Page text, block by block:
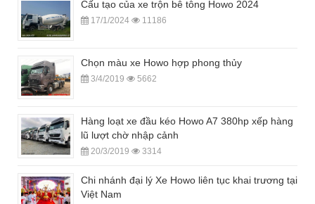
Cấu tạo của xe trộn bê tông Howo 2024
17/1/2024 11186
Chọn màu xe Howo hợp phong thủy
3/4/2019 5662
Hàng loạt xe đầu kéo Howo A7 380hp xếp hàng
lũ lượt chờ nhập cảnh
20/3/2019 3314
Chi nhánh đại lý Xe Howo liên tục khai trương tại
Việt Nam